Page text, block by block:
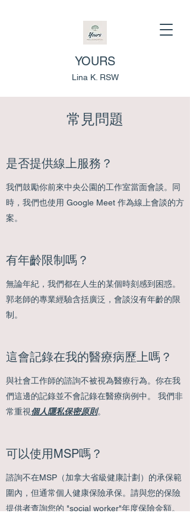
YOURS
Lina K. RSW
常見問題
是否提供線上服務？
我們鼓勵你前來中央公園的工作室當面會談。同
時，我們也使用 Google Meet 作為線上會談的方
案。
有年齡限制嗎？
無論年紀，我們都在人生的某個時刻感到困惑。
郭老師的專業經驗含括廣泛，會談沒有年齡的限
制。
這會記錄在我的醫療病歷上嗎？
與社會工作師的諮詢不被視為醫療行為。你在我
們這邊的記錄並不會記錄在醫療病例中。 我們非
常重視個人隱私保密原則。
可以使用MSP嗎？
諮詢不在MSP（加拿大省級健康計劃）的承保範
圍內，但通常個人健康保險承保。請與您的保險
提供者查詢您的 "social worker"年度保險金額。